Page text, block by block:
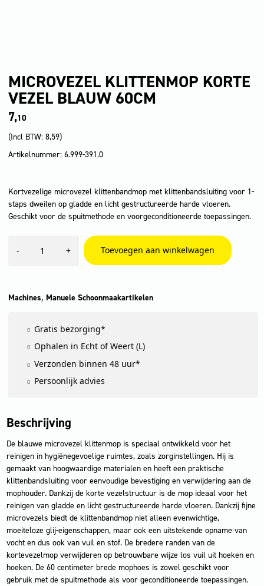
MICROVEZEL KLITTENMOP KORTE
VEZEL BLAUW 60CM
7,10
(Incl BTW: 8,59)
Artikelnummer: 6.999-391.0
Kortvezelige microvezel klittenbandmop met klittenbandsluiting voor 1-
staps dweilen op gladde en licht gestructureerde harde vloeren.
Geschikt voor de spuitmethode en voorgeconditioneerde toepassingen.
-
klittenmop
60cm
+ Toevoegen aan winkelwagen
Machines, Manuele Schoonmaakartikelen
Gratis bezorging*
Ophalen in Echt of Weert (L)
Verzonden binnen 48 uur*
Persoonlijk advies
Beschrijving
De blauwe microvezel klittenmop is speciaal ontwikkeld voor het
reinigen in hygiënegevoelige ruimtes, zoals zorginstellingen. Hij is
gemaakt van hoogwaardige materialen en heeft een praktische
klittenbandsluiting voor eenvoudige bevestiging en verwijdering aan de
mophouder. Dankzij de korte vezelstructuur is de mop ideaal voor het
reinigen van gladde en licht gestructureerde harde vloeren. Dankzij fijne
microvezels biedt de klittenbandmop niet alleen evenwichtige,
moeiteloze glij-eigenschappen, maar ook een uitstekende opname van
vocht en dus ook van vuil en stof. De bredere randen van de
kortevezelmop verwijderen op betrouwbare wijze los vuil uit hoeken en
hoeken. De 60 centimeter brede mophoes is zowel geschikt voor
gebruik met de spuitmethode als voor geconditioneerde toepassingen.